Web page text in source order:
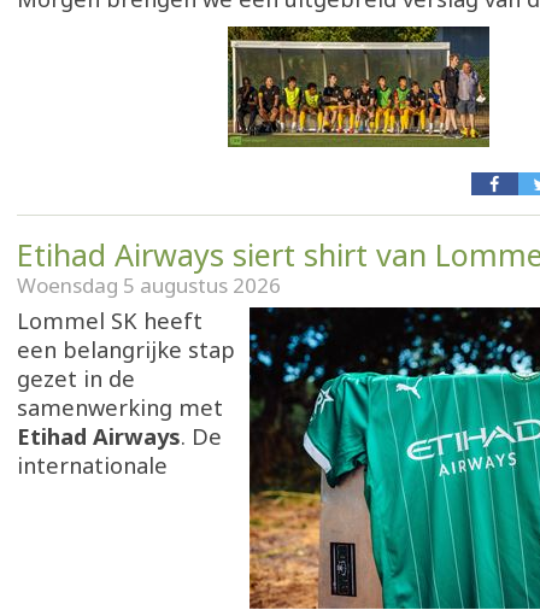
Etihad Airways siert shirt van
Woensdag 5 augustus 2026
Lommel SK heeft
een belangrijke stap
gezet in de
samenwerking met
Etihad Airways. De
internationale